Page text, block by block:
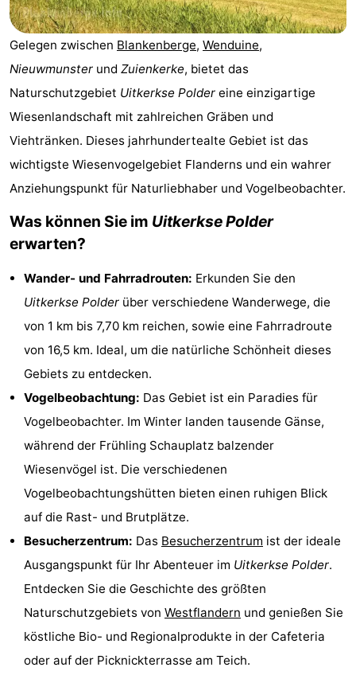
Green
Garden
Seaside
Blankenberge
Campingplätze
Ferienhäuser
Beachside
-
Duinen
Center
Parcs
Haan
Hotels
Zimmer
Frühstück)
Strand
Sehen
tun
Museen
-
Denkmäler
Aussichtspunkte
Attraktionen
Rundfahrten
-
Bauernhöfe
Spielplätze
Indoor-
Gelegen zwischen Blankenberge, Wenduine,
Nieuwmunster und Zuienkerke, bietet das
Naturschutzgebiet Uitkerkse Polder eine einzigartige
Wiesenlandschaft mit zahlreichen Gräben und
Viehtränken. Dieses jahrhundertealte Gebiet ist das
wichtigste Wiesenvogelgebiet Flanderns und ein wahrer
Anziehungspunkt für Naturliebhaber und Vogelbeobachter.
Was können Sie im Uitkerkse Polder
erwarten?
Wander- und Fahrradrouten: Erkunden Sie den
Uitkerkse Polder über verschiedene Wanderwege, die
von 1 km bis 7,70 km reichen, sowie eine Fahrradroute
von 16,5 km. Ideal, um die natürliche Schönheit dieses
Gebiets zu entdecken.
Vogelbeobachtung: Das Gebiet ist ein Paradies für
Vogelbeobachter. Im Winter landen tausende Gänse,
während der Frühling Schauplatz balzender
Wiesenvögel ist. Die verschiedenen
Vogelbeobachtungshütten bieten einen ruhigen Blick
auf die Rast- und Brutplätze.
Besucherzentrum: Das Besucherzentrum ist der ideale
Ausgangspunkt für Ihr Abenteuer im Uitkerkse Polder.
Entdecken Sie die Geschichte des größten
Naturschutzgebiets von Westflandern und genießen Sie
köstliche Bio- und Regionalprodukte in der Cafeteria
oder auf der Picknickterrasse am Teich.